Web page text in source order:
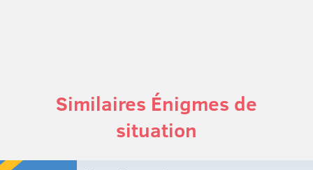
Similaires Énigmes de
situation